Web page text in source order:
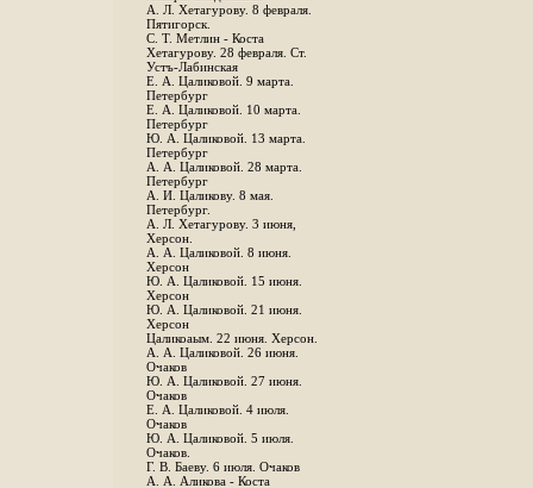
А. Л. Хетагурову. 8 февраля.
Пятигорск.
С. Т. Метлин - Коста
Хетагурову. 28 февраля. Ст.
Устъ-Лабинская
Е. А. Цаликовой. 9 марта.
Петербург
Е. А. Цаликовой. 10 марта.
Петербург
Ю. А. Цаликовой. 13 марта.
Петербург
А. А. Цаликовой. 28 марта.
Петербург
А. И. Цаликову. 8 мая.
Петербург.
А. Л. Хетагурову. 3 июня,
Херсон.
А. А. Цаликовой. 8 июня.
Херсон
Ю. А. Цаликовой. 15 июня.
Херсон
Ю. А. Цаликовой. 21 июня.
Херсон
Цаликоаым. 22 июня. Херсон.
А. А. Цаликовой. 26 июня.
Очаков
Ю. А. Цаликовой. 27 июня.
Очаков
Е. А. Цаликовой. 4 июля.
Очаков
Ю. А. Цаликовой. 5 июля.
Очаков.
Г. В. Баеву. 6 июля. Очаков
А. А. Аликова - Коста